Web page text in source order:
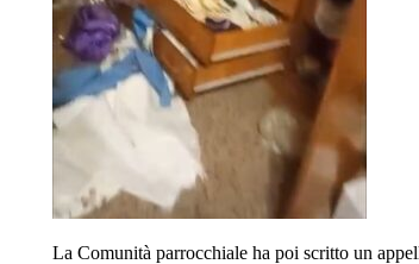
La Comunità parrocchiale ha poi scritto un